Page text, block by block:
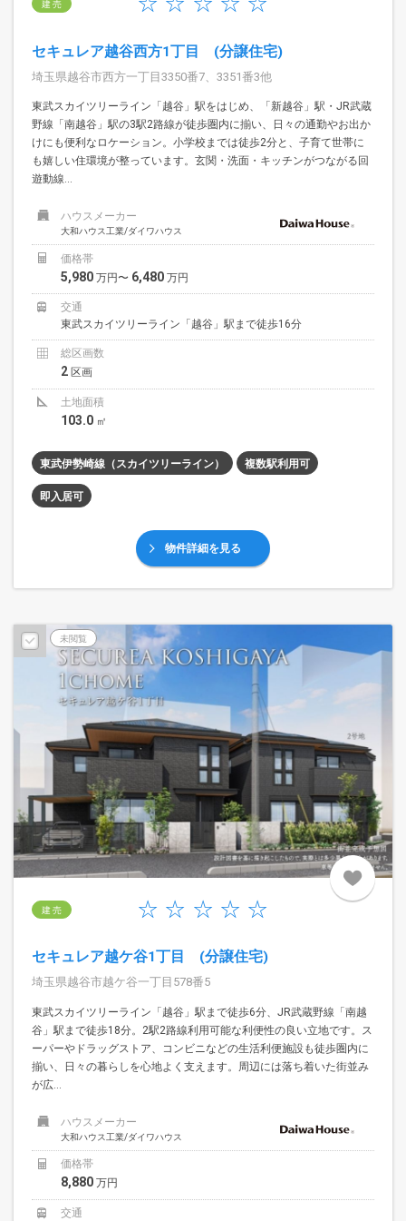
建 売
セキュレア越谷西方1丁目 (分譲住宅)
埼玉県越谷市西方一丁目3350番7、3351番3他
東武スカイツリーライン「越谷」駅をはじめ、「新越谷」駅・JR武蔵
野線「南越谷」駅の3駅2路線が徒歩圏内に揃い、日々の通勤やお出か
けにも便利なロケーション。小学校までは徒歩2分と、子育て世帯に
も嬉しい住環境が整っています。玄関・洗面・キッチンがつながる回
遊動線...
ハウスメーカー
大和ハウス工業/ダイワハウス
価格帯
5,980 万円〜 6,480 万円
交通
東武スカイツリーライン「越谷」駅まで徒歩16分
総区画数
2 区画
土地面積
103.0 ㎡
東武伊勢崎線（スカイツリーライン） 複数駅利用可
即入居可
物件詳細を見る
未閲覧
建 売
セキュレア越ケ谷1丁目 (分譲住宅)
埼玉県越谷市越ケ谷一丁目578番5
東武スカイツリーライン「越谷」駅まで徒歩6分、JR武蔵野線「南越
谷」駅まで徒歩18分。2駅2路線利用可能な利便性の良い立地です。ス
ーパーやドラッグストア、コンビニなどの生活利便施設も徒歩圏内に
揃い、日々の暮らしを心地よく支えます。周辺には落ち着いた街並み
が広...
ハウスメーカー
大和ハウス工業/ダイワハウス
価格帯
8,880 万円
交通